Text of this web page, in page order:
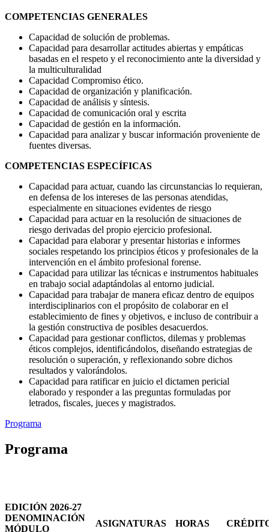
COMPETENCIAS GENERALES
Capacidad de solución de problemas.
Capacidad para desarrollar actitudes abiertas y empáticas
basadas en el respeto y el reconocimiento ante la diversidad y
la multiculturalidad
Capacidad Compromiso ético.
Capacidad de organización y planificación.
Capacidad de análisis y síntesis.
Capacidad de comunicación oral y escrita
Capacidad de gestión en la información.
Capacidad para analizar y buscar información proveniente de
fuentes diversas.
COMPETENCIAS ESPECÍFICAS
Capacidad para actuar, cuando las circunstancias lo requieran,
en defensa de los intereses de las personas atendidas,
especialmente en situaciones evidentes de riesgo
Capacidad para actuar en la resolución de situaciones de
riesgo derivadas del propio ejercicio profesional.
Capacidad para elaborar y presentar historias e informes
sociales respetando los principios éticos y profesionales de la
intervención en el ámbito profesional forense.
Capacidad para utilizar las técnicas e instrumentos habituales
en trabajo social adaptándolas al entorno judicial.
Capacidad para trabajar de manera eficaz dentro de equipos
interdisciplinarios con el propósito de colaborar en el
establecimiento de fines y objetivos, e incluso de contribuir a
la gestión constructiva de posibles desacuerdos.
Capacidad para gestionar conflictos, dilemas y problemas
éticos complejos, identificándolos, diseñando estrategias de
resolución o superación, y reflexionando sobre dichos
resultados y valorándolos.
Capacidad para ratificar en juicio el dictamen pericial
elaborado y responder a las preguntas formuladas por
letrados, fiscales, jueces y magistrados.
Programa
Programa
EDICIÓN 2026-27
DENOMINACIÓN
MÓDULO
ASIGNATURAS HORAS